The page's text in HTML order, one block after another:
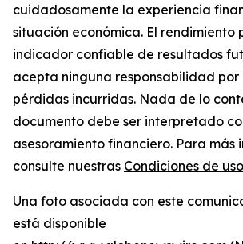
cuidadosamente la experiencia
situación económica. El rendimiento
indicador confiable de resultados
acepta ninguna responsabilidad por
pérdidas incurridas. Nada de lo
documento debe ser interpretado
asesoramiento financiero. Para más
consulte nuestras Condiciones de uso
Una foto asociada con este
está disponible